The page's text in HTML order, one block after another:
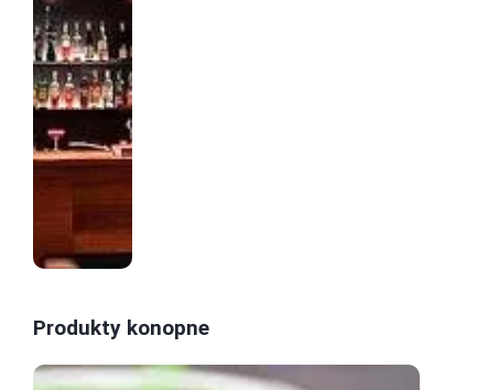
Produkty konopne